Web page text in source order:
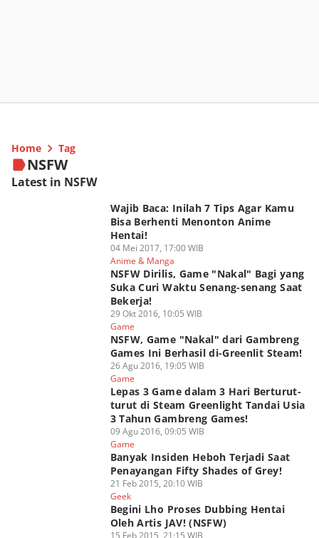
Home Tag
NSFW
Latest in NSFW
Wajib Baca: Inilah 7 Tips Agar Kamu
Bisa Berhenti Menonton Anime
Hentai!
04 Mei 2017, 17:00 WIB
Anime & Manga
NSFW Dirilis, Game "Nakal" Bagi yang
Suka Curi Waktu Senang-senang Saat
Bekerja!
29 Okt 2016, 10:05 WIB
Game
NSFW, Game "Nakal" dari Gambreng
Games Ini Berhasil di-Greenlit Steam!
26 Agu 2016, 19:05 WIB
Game
Lepas 3 Game dalam 3 Hari Berturut-
turut di Steam Greenlight Tandai Usia
3 Tahun Gambreng Games!
09 Agu 2016, 09:05 WIB
Game
Banyak Insiden Heboh Terjadi Saat
Penayangan Fifty Shades of Grey!
21 Feb 2015, 20:10 WIB
Geek
Begini Lho Proses Dubbing Hentai
Oleh Artis JAV! (NSFW)
15 Feb 2015, 21:15 WIB